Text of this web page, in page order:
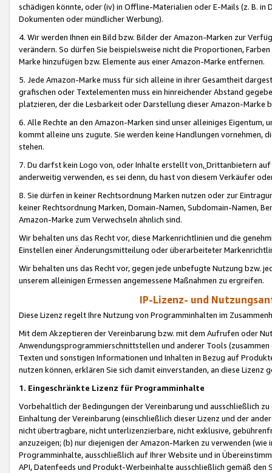
schädigen könnte, oder (iv) in Offline-Materialien oder E-Mails (z. B. in
Dokumenten oder mündlicher Werbung).
4. Wir werden Ihnen ein Bild bzw. Bilder der Amazon-Marken zur
verändern. So dürfen Sie beispielsweise nicht die Proportionen,
Marke hinzufügen bzw. Elemente aus einer Amazon-Marke entfernen.
5. Jede Amazon-Marke muss für sich alleine in ihrer Gesamtheit
grafischen oder Textelementen muss ein hinreichender Abstand
platzieren, der die Lesbarkeit oder Darstellung dieser Amazon-Marke
6. Alle Rechte an den Amazon-Marken sind unser alleiniges
kommt alleine uns zugute. Sie werden keine Handlungen vornehmen,
stehen.
7. Du darfst kein Logo von, oder Inhalte erstellt von,Drittanbietern auf
anderweitig verwenden, es sei denn, du hast von diesem Verkäufer
8. Sie dürfen in keiner Rechtsordnung Marken nutzen oder zur
keiner Rechtsordnung Marken, Domain-Namen, Subdomain-Namen,
Amazon-Marke zum Verwechseln ähnlich sind.
Wir behalten uns das Recht vor, diese Markenrichtlinien und die
Einstellen einer Änderungsmitteilung oder überarbeiteter
Wir behalten uns das Recht vor, gegen jede unbefugte Nutzung bzw.
unserem alleinigen Ermessen angemessene Maßnahmen zu ergreifen.
IP-Lizenz- und
Diese Lizenz regelt Ihre Nutzung von Programminhalten im
Mit dem Akzeptieren der Vereinbarung bzw. mit dem Aufrufen oder
Anwendungsprogrammierschnittstellen und anderer Tools (zusammen
Texten und sonstigen Informationen und Inhalten in Bezug auf
nutzen können, erklären Sie sich damit einverstanden, an diese Lizenz
1. Eingeschränkte Lizenz für Programminhalte
Vorbehaltlich der Bedingungen der Vereinbarung und ausschließlich
Einhaltung der Vereinbarung (einschließlich dieser Lizenz und der
nicht übertragbare, nicht unterlizenzierbare, nicht exklusive,
anzuzeigen; (b) nur diejenigen der Amazon-Marken zu verwenden
Programminhalte, ausschließlich auf Ihrer Website und in
API, Datenfeeds und Produkt-Werbeinhalte ausschließlich gemäß